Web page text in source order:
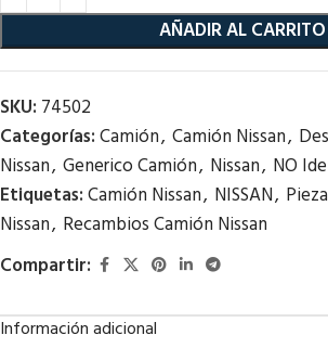
AÑADIR AL CARRITO
SKU: 74502
Categorías:Camión, Camión Nissan,
Nissan, Generico Camión, Nissan, NO
Etiquetas:Camión Nissan, NISSAN,
Nissan, Recambios Camión Nissan
Compartir:
Información adicional